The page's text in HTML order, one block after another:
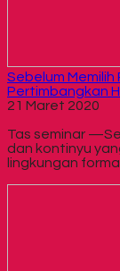
Sebelum
Pertimbangkan
21 Maret 2020
Tas seminar
dan kontinyu
lingkungan